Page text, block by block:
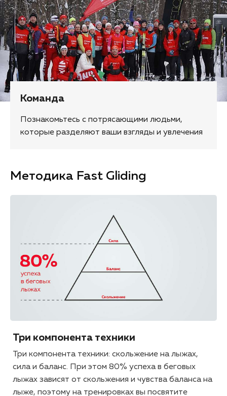
Команда
Познакомьтесь с потрясающими людьми,
которые разделяют ваши взгляды и увлечения
Методика Fast Gliding
Три компонента техники
Три компонента техники: скольжение на лыжах,
сила и баланс. При этом 80% успеха в беговых
лыжах зависят от скольжения и чувства баланса на
лыже, поэтому на тренировках вы посвятите